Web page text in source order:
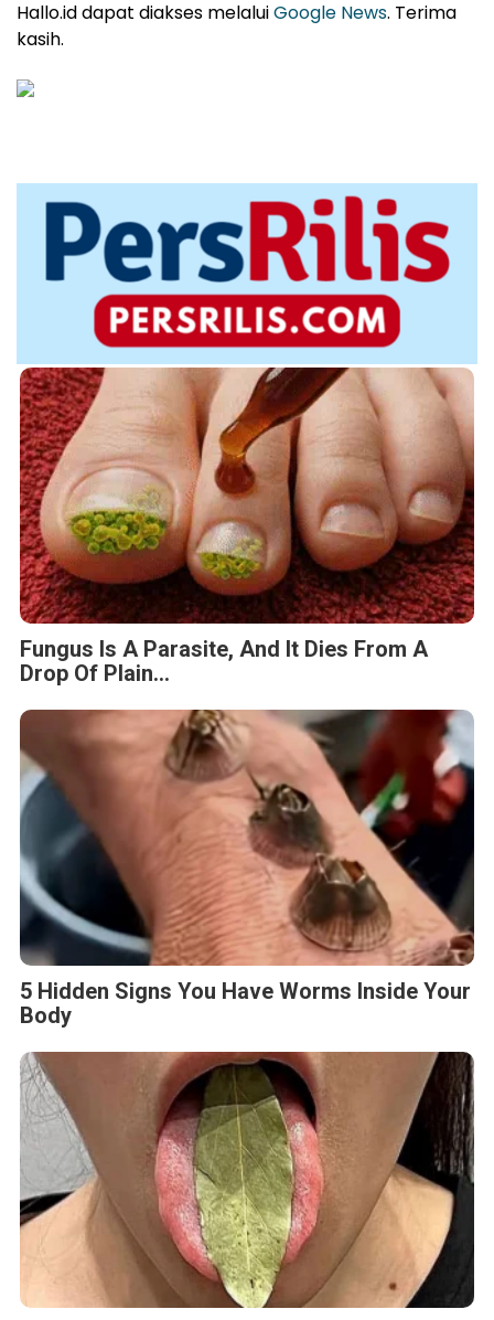
Hallo.id dapat diakses melaluiGoogle News. Terima
kasih.
Fungus Is A Parasite, And It Dies From A
Drop Of Plain...
5 Hidden Signs You Have Worms Inside Your
Body